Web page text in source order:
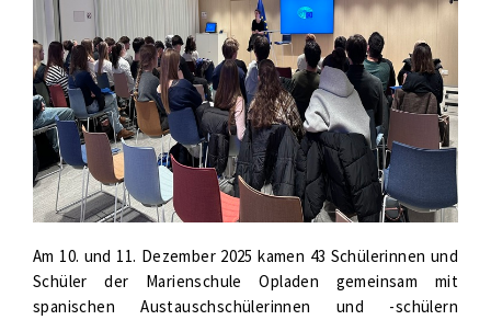
Am 10. und 11. Dezember 2025 kamen 43 Schülerinnen und
Schüler der Marienschule Opladen gemeinsam mit
spanischen Austauschschülerinnen und -schülern